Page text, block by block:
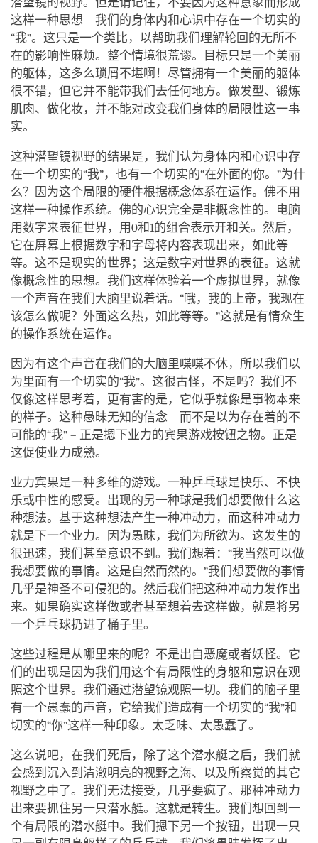
这样一种思想 – 我们的身体内和心识中存在一个切实的
“我”。这只是一个类比，以帮助我们理解轮回的无所不
在的影响性麻烦。整个情境很荒谬。目标只是一个美丽
的躯体，这多么琐屑不堪啊！尽管拥有一个美丽的躯体
很不错，但它并不能带我们去任何地方。做发型、锻炼
肌肉、做化妆，并不能对改变我们身体的局限性这一事
实。
这种潜望镜视野的结果是，我们认为身体内和心识中存
在一个切实的“我”，也有一个切实的“在外面的你。”为什
么？因为这个局限的硬件根据概念体系在运作。佛不用
这样一种操作系统。佛的心识完全是非概念性的。电脑
用数字来表征世界，用0和1的组合表示开和关。然后，
它在屏幕上根据数字和字母将内容表现出来，如此等
等。这不是现实的世界；这是数字对世界的表征。这就
像概念性的思想。我们这样体验着一个虚拟世界，就像
一个声音在我们大脑里说着话。“哦，我的上帝，我现在
该怎么做呢？外面这么热，如此等等。”这就是有情众生
的操作系统在运作。
因为有这个声音在我们的大脑里喋喋不休，所以我们以
为里面有一个切实的“我”。这很古怪，不是吗？我们不
仅像这样思考着，更有害的是，它似乎就像是事物本来
的样子。这种愚昧无知的信念 – 而不是以为存在着的不
可能的“我” – 正是摁下业力的宾果游戏按钮之物。正是
这促使业力成熟。
业力宾果是一种多维的游戏。一种乒乓球是快乐、不快
乐或中性的感受。出现的另一种球是我们想要做什么这
种想法。基于这种想法产生一种冲动力，而这种冲动力
就是下一个业力。因为愚昧，我们为所欲为。这发生的
很迅速，我们甚至意识不到。我们想着：“我当然可以做
我想要做的事情。这是自然而然的。”我们想要做的事情
几乎是神圣不可侵犯的。然后我们把这种冲动力发作出
来。如果确实这样做或者甚至想着去这样做，就是将另
一个乒乓球扔进了桶子里。
这些过程是从哪里来的呢？不是出自恶魔或者妖怪。它
们的出现是因为我们用这个有局限性的身躯和意识在观
照这个世界。我们通过潜望镜观照一切。我们的脑子里
有一个愚蠢的声音，它给我们造成有一个切实的“我”和
切实的“你”这样一种印象。太乏味、太愚蠢了。
这么说吧，在我们死后，除了这个潜水艇之后，我们就
会感到沉入到清澈明亮的视野之海、以及所察觉的其它
视野之中了。我们无法接受，几乎要疯了。那种冲动力
出来要抓住另一只潜水艇。这就是转生。我们想回到一
个有局限的潜水艇中。我们摁下另一个按钮，出现一只